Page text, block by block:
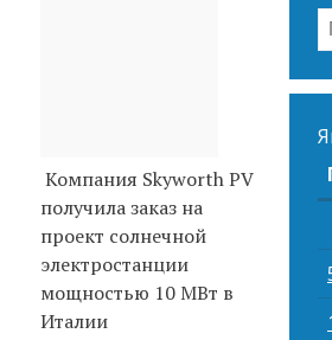
Компания Skyworth PV
получила заказ на
проект солнечной
электростанции
мощностью 10 МВт в
Италии